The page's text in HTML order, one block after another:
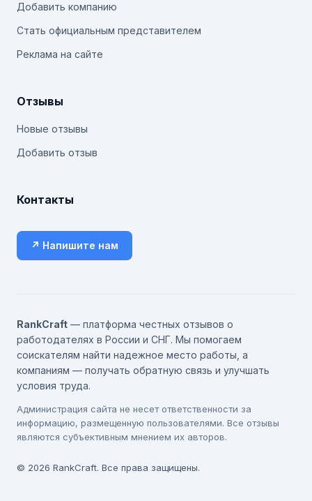
Добавить компанию
Стать официальным представителем
Реклама на сайте
Отзывы
Новые отзывы
Добавить отзыв
Контакты
↗ Напишите нам
RankCraft — платформа честных отзывов о
работодателях в России и СНГ. Мы помогаем
соискателям найти надежное место работы, а
компаниям — получать обратную связь и улучшать
условия труда.
Администрация сайта не несет ответственности за
информацию, размещенную пользователями. Все отзывы
являются субъективным мнением их авторов.
© 2026 RankCraft. Все права защищены.